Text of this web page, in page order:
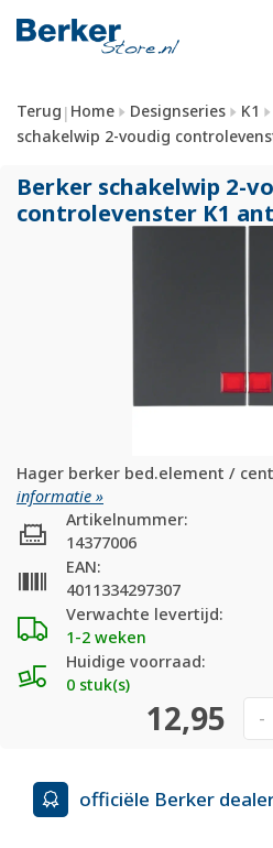
Terug | Home Designseries K1
schakelwip 2-voudig
Berker schakelwip 2-
controlevenster K1
Hager berker bed.element /
informatie »
Verwachte levertijd:
1-2 weken
Huidige voorraad:
0 stuk(s)
Artikelnummer:
14377006
EAN:
4011334297307
12,95 -
officiële Berker